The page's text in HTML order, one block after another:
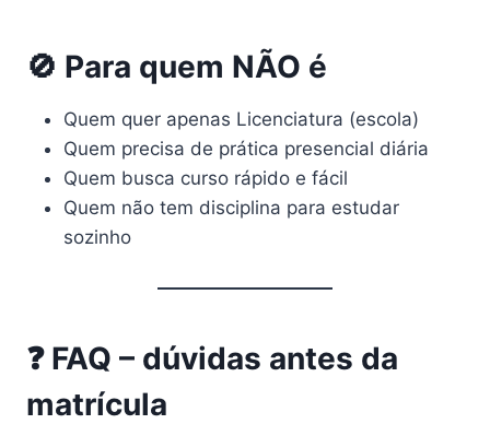
🚫 Para quem NÃO é
Quem quer apenas Licenciatura (escola)
Quem precisa de prática presencial diária
Quem busca curso rápido e fácil
Quem não tem disciplina para estudar
sozinho
❓ FAQ – dúvidas antes da
matrícula